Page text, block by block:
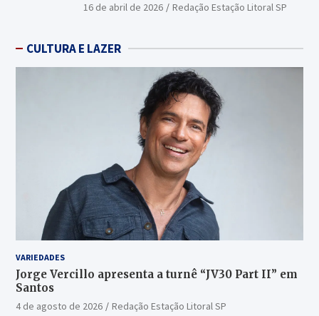
16 de abril de 2026 Redação Estação Litoral SP
CULTURA E LAZER
VARIEDADES
Jorge Vercillo apresenta a turnê “JV30 Part II” em
Santos
4 de agosto de 2026
Redação Estação Litoral SP